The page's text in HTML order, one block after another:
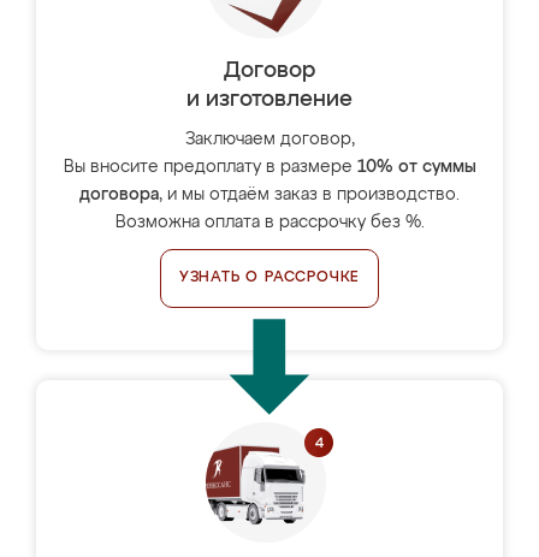
Договор
и изготовление
Заключаем договор,
Вы вносите предоплату в размере 10% от суммы
договора, и мы отдаём заказ в производство.
Возможна оплата в рассрочку без %.
УЗНАТЬ О РАССРОЧКЕ